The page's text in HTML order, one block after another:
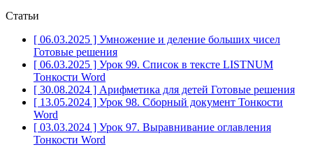
Статьи
[ 06.03.2025 ] Умножение и деление больших чисел
Готовые решения
[ 06.03.2025 ] Урок 99. Список в тексте LISTNUM
Тонкости Word
[ 30.08.2024 ] Арифметика для детей Готовые решения
[ 13.05.2024 ] Урок 98. Сборный документ Тонкости
Word
[ 03.03.2024 ] Урок 97. Выравнивание оглавления
Тонкости Word